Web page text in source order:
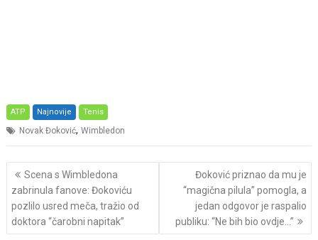
ATP Najnovije Tenis
Novak Đoković,Wimbledon
Post
navigation
Scena s Wimbledona
zabrinula fanove: Đokoviću
pozlilo usred meča, tražio od
doktora “čarobni napitak”
Đoković priznao da mu je
“magična pilula” pomogla, a
jedan odgovor je raspalio
publiku: “Ne bih bio ovdje…”